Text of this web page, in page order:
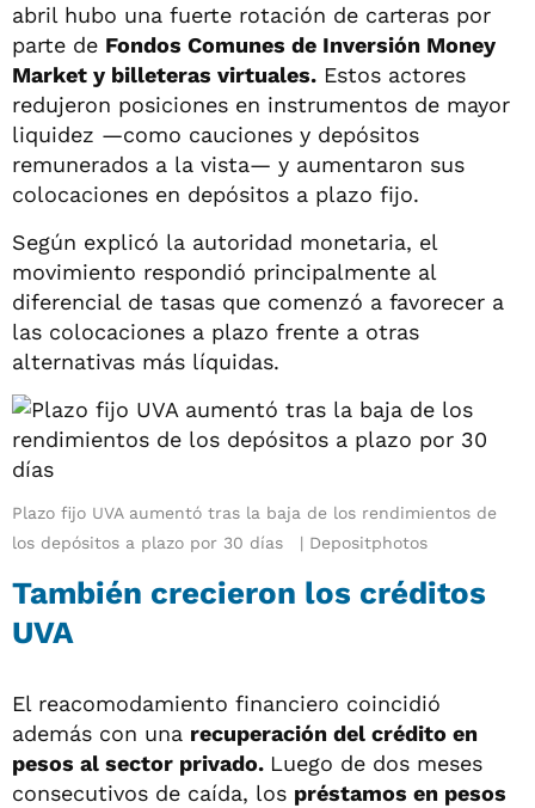
abril hubo una fuerte rotación de carteras por
parte de Fondos Comunes de Inversión Money
Market y billeteras virtuales. Estos actores
redujeron posiciones en instrumentos de mayor
liquidez —como cauciones y depósitos
remunerados a la vista— y aumentaron sus
colocaciones en depósitos a plazo fijo.
Según explicó la autoridad monetaria, el
movimiento respondió principalmente al
diferencial de tasas que comenzó a favorecer a
las colocaciones a plazo frente a otras
alternativas más líquidas.
Plazo fijo UVA aumentó tras la baja de los rendimientos de
los depósitos a plazo por 30 días
Depositphotos
También crecieron los créditos
UVA
El reacomodamiento financiero coincidió
además con una recuperación del crédito en
pesos al sector privado. Luego de dos meses
consecutivos de caída, los préstamos en pesos